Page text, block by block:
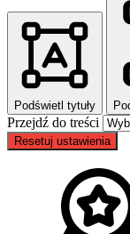
Podświetl tytuły
Przejdź do treści
Resetuj ustawienia